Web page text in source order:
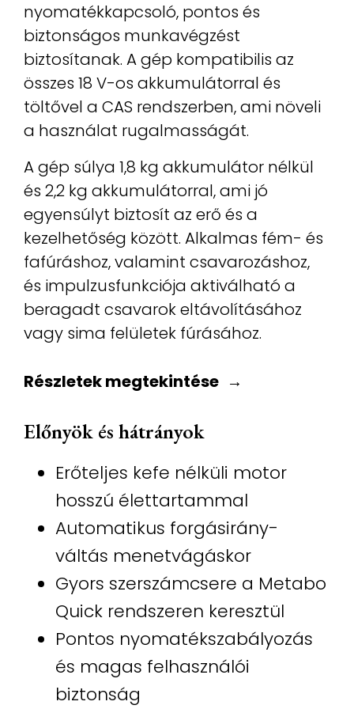
nyomatékkapcsoló, pontos és
biztonságos munkavégzést
biztosítanak. A gép kompatibilis az
összes 18 V-os akkumulátorral és
töltővel a CAS rendszerben, ami növeli
a használat rugalmasságát.
A gép súlya 1,8 kg akkumulátor nélkül
és 2,2 kg akkumulátorral, ami jó
egyensúlyt biztosít az erő és a
kezelhetőség között. Alkalmas fém- és
fafúráshoz, valamint csavarozáshoz,
és impulzusfunkciója aktiválható a
beragadt csavarok eltávolításához
vagy sima felületek fúrásához.
Előnyök és hátrányok
Erőteljes kefe nélküli motor
hosszú élettartammal
Automatikus forgásirány-
váltás menetvágáskor
Gyors szerszámcsere a Metabo
Quick rendszeren keresztül
Pontos nyomatékszabályozás
és magas felhasználói
biztonság
Részletek megtekintése